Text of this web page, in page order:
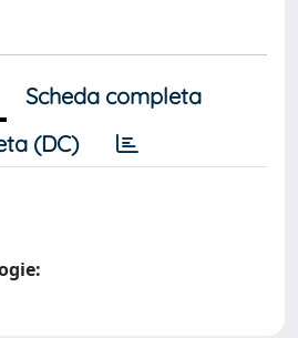
Scheda completa
(DC)